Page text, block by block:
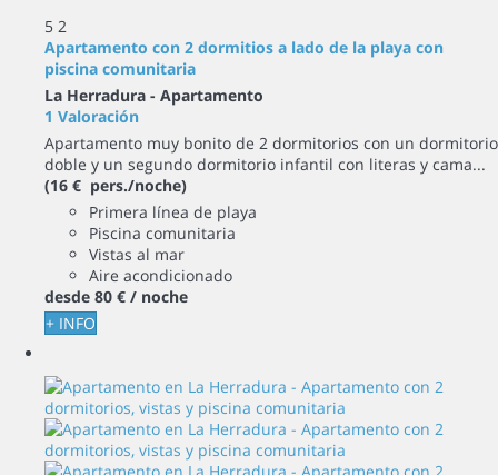
5 2
Apartamento con 2 dormitios a lado de la playa con
piscina comunitaria
La Herradura - Apartamento
1 Valoración
Apartamento muy bonito de 2 dormitorios con un dormitorio
doble y un segundo dormitorio infantil con literas y cama...
(16 € pers./noche)
Primera línea de playa
Piscina comunitaria
Vistas al mar
Aire acondicionado
desde 80 € / noche
+ INFO